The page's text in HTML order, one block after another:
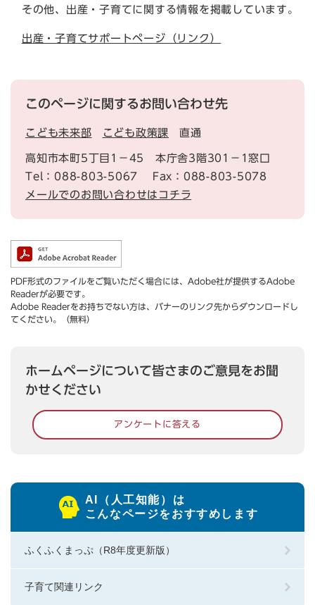
その他、出産・子育てに関する情報を掲載しています。
出産・子育てサポートページ（リンク）
このページに関するお問い合わせ先
こども未来部 こども政策課 直通
高知市本町5丁目1－45 本庁舎3階301－1窓口
Tel：088-803-5067
Fax：088-803-5078
メールでのお問い合わせはコチラ
PDF形式のファイルをご覧いただく場合には、Adobe社が提供するAdobe
Readerが必要です。
Adobe Readerをお持ちでない方は、バナーのリンク先からダウンロードし
てください。（無料）
ホームページについて皆さまのご意見をお聞
かせください
アンケートに答える
AI（人工知能）は
こんなページをおすすめします
ふくふくまっぷ（R8年度更新版）
子育て関連リンク